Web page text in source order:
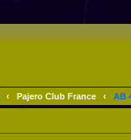
‹ Pajero Club France ‹ AB